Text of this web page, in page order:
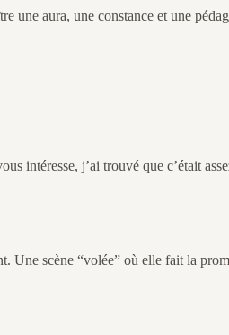
aura, une constance et une
intéresse, j’ai trouvé que c’était
scène “volée” où elle fait la